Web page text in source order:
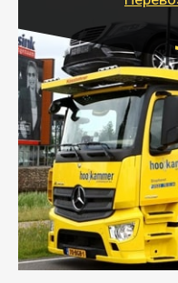
Цена за
- Перевозка
быстрый и
легковых
город.
- Наша транспортная
машин автовозом,
учетом всех